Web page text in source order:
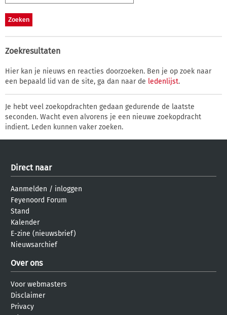
Zoekresultaten
Hier kan je nieuws en reacties doorzoeken. Ben je op zoek naar
een bepaald lid van de site, ga dan naar de ledenlijst.
Je hebt veel zoekopdrachten gedaan gedurende de laatste
seconden. Wacht even alvorens je een nieuwe zoekopdracht
indient. Leden kunnen vaker zoeken.
Direct naar
Aanmelden / inloggen
Feyenoord Forum
Stand
Kalender
E-zine (nieuwsbrief)
Nieuwsarchief
Over ons
Voor webmasters
Disclaimer
Privacy